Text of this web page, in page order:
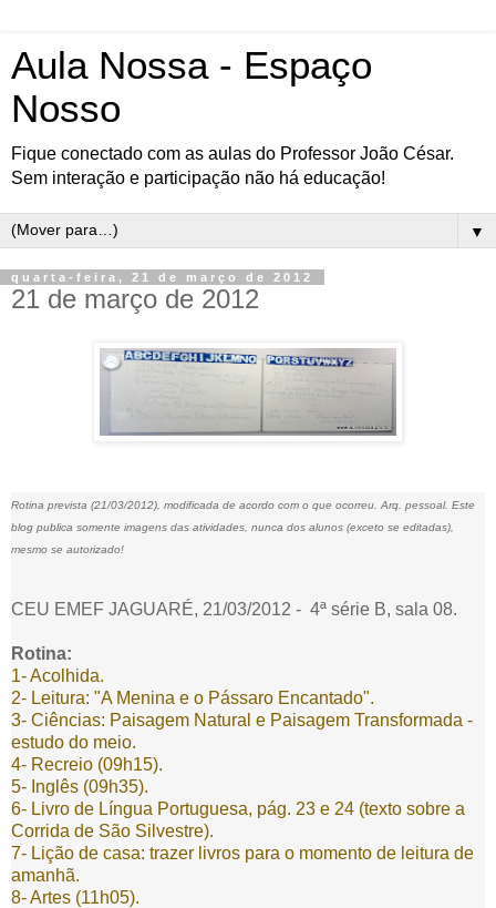
Aula Nossa - Espaço
Nosso
Fique conectado com as aulas do Professor João César.
Sem interação e participação não há educação!
▼
quarta-feira, 21 de março de 2012
21 de março de 2012
Rotina prevista (21/03/2012), modificada de acordo com o que ocorreu. Arq. pessoal. Este
blog publica somente imagens das atividades, nunca dos alunos (exceto se editadas),
mesmo se autorizado!
CEU EMEF JAGUARÉ, 21/03/2012 - 4ª série B, sala 08.
Rotina:
1- Acolhida.
2- Leitura: "A Menina e o Pássaro Encantado".
3- Ciências: Paisagem Natural e Paisagem Transformada -
estudo do meio.
4- Recreio (09h15).
5- Inglês (09h35).
6- Livro de Língua Portuguesa, pág. 23 e 24 (texto sobre a
Corrida de São Silvestre).
7- Lição de casa: trazer livros para o momento de leitura de
amanhã.
8- Artes (11h05).